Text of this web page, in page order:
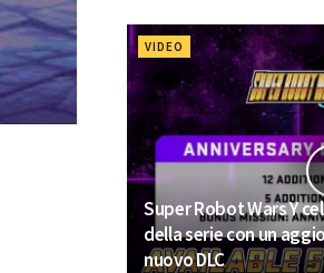
VIDEO
Super Robot Wars Y
della serie con un
nuovo DLC